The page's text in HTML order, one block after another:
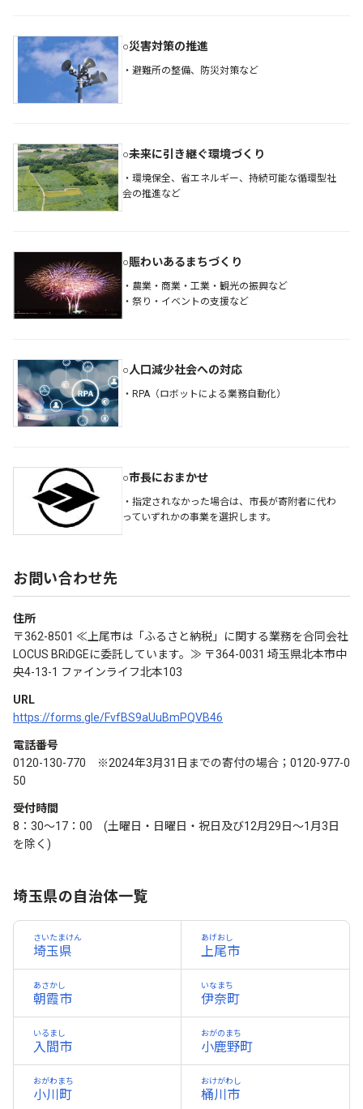
○災害対策の推進
・避難所の整備、防災対策など
○未来に引き継ぐ環境づくり
・環境保全、省エネルギー、持続可能な循環型社
会の推進など
○賑わいあるまちづくり
・農業・商業・工業・観光の振興など
・祭り・イベントの支援など
○人口減少社会への対応
・RPA（ロボットによる業務自動化）
○市長におまかせ
・指定されなかった場合は、市長が寄附者に代わ
っていずれかの事業を選択します。
お問い合わせ先
住所
〒362-8501 ≪上尾市は「ふるさと納税」に関する業務を合同会社
LOCUS BRiDGEに委託しています。≫ 〒364-0031 埼玉県北本市中
央4-13-1 ファインライフ北本103
URL
https://forms.gle/FvfBS9aUuBmPQVB46
電話番号
0120-130-770 ※2024年3月31日までの寄付の場合；0120-977-0
50
受付時間
8：30～17：00 (土曜日・日曜日・祝日及び12月29日～1月3日
を除く)
埼玉県の自治体一覧
埼玉県
さいたまけん
上尾市
あげおし
朝霞市
あさかし
伊奈町
いなまち
入間市
いるまし
小鹿野町
おがのまち
小川町
おがわまち
桶川市
おけがわし